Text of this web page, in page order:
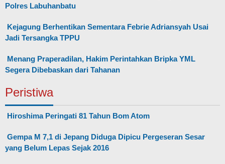
Polres Labuhanbatu
Kejagung Berhentikan Sementara Febrie Adriansyah Usai
Jadi Tersangka TPPU
Menang Praperadilan, Hakim Perintahkan Bripka YML
Segera Dibebaskan dari Tahanan
Peristiwa
Hiroshima Peringati 81 Tahun Bom Atom
Gempa M 7,1 di Jepang Diduga Dipicu Pergeseran Sesar
yang Belum Lepas Sejak 2016